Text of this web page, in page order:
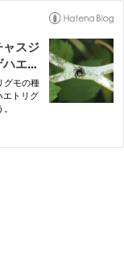
ャスジ
エト
グモの種
エトリグ